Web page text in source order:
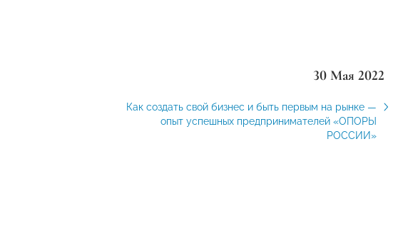
30 Мая 2022
Как создать свой бизнес и быть первым на рынке —
опыт успешных предпринимателей «ОПОРЫ
РОССИИ»